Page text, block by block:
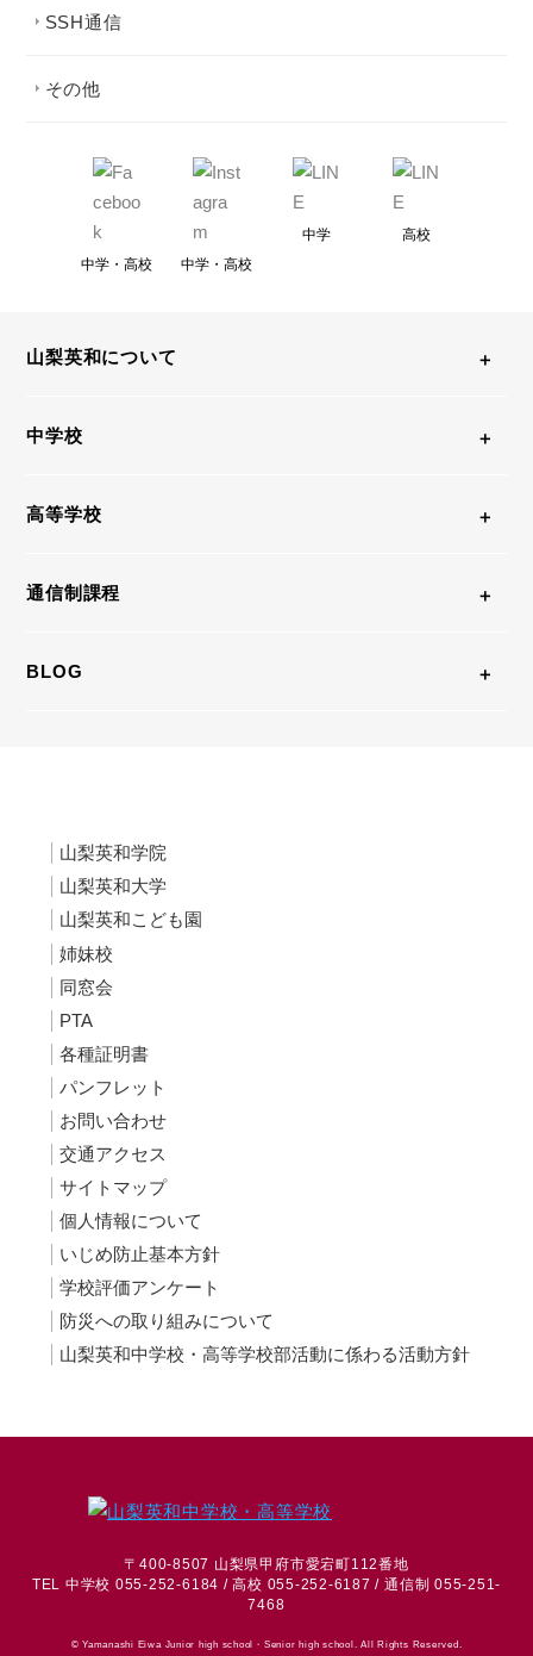
SSH通信
その他
中学・高校 中学・高校
中学 高校
山梨英和について
中学校
高等学校
通信制課程
BLOG
山梨英和学院
山梨英和大学
山梨英和こども園
姉妹校
同窓会
PTA
各種証明書
パンフレット
お問い合わせ
交通アクセス
サイトマップ
個人情報について
いじめ防止基本方針
学校評価アンケート
防災への取り組みについて
山梨英和中学校・高等学校部活動に係わる活動方針
〒400-8507 山梨県甲府市愛宕町112番地
TEL 中学校 055-252-6184 / 高校 055-252-6187 / 通信制 055-251-
7468
© Yamanashi Eiwa Junior high school・Senior high school. All Rights Reserved.